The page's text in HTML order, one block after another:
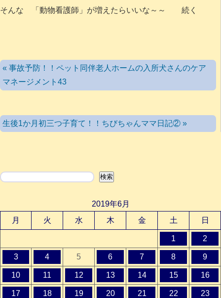
そんな 「動物看護師」が増えたらいいな～～ 続く
« 事故予防！！ペット同伴老人ホームの入所犬さんのケア
マネージメント43
生後1か月初三つ子育て！！ちびちゃんママ日記② »
検索 検索
2019年6月
月
火 水 木 金 土 日
1 2
3 4 5 6 7 8 9
10 11 12 13 14 15 16
17 18 19 20 21 22 23